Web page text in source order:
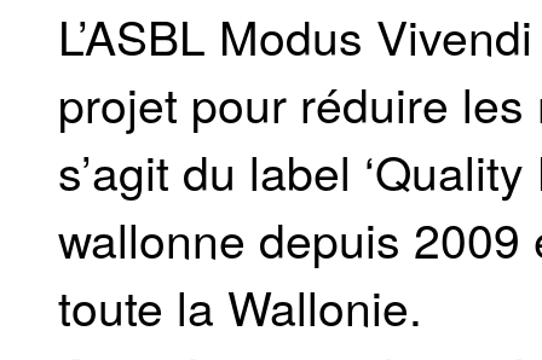
L’ASBL Modus
projet pour réduire
s’agit du label
wallonne depuis
toute la Wallonie.